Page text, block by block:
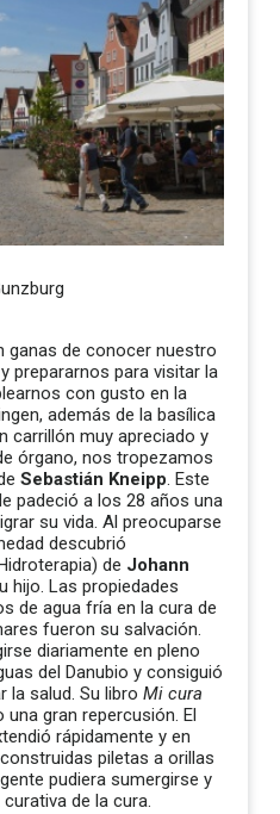
ganas de conocer nuestro
prepararnos para visitar la
con gusto en la
además de la basílica
carrillón muy apreciado y
órgano, nos tropezamos
Sebastián Kneipp. Este
padeció a los 28 años una
su vida. Al preocuparse
descubrió
de Johann
hijo. Las propiedades
de agua fría en la cura de
fueron su salvación.
diariamente en pleno
del Danubio y consiguió
la salud. Su libro Mi cura
una gran repercusión. El
rápidamente y en
piletas a orillas
pudiera sumergirse y
de la cura.